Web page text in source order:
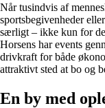
Når tusindvis af
sportsbegivenheder
særligt – ikke kun for
Horsens har events
drivkraft for både
attraktivt sted at bo og
En by med